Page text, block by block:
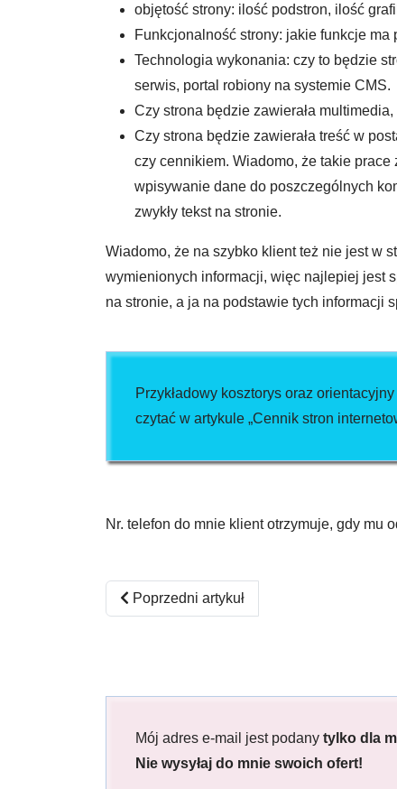
objętość strony: ilość podstron, ilość
Funkcjonalność strony: jakie funkcje
Technologia wykonania: czy to będzie
serwis, portal robiony na systemie CMS.
Czy strona będzie zawierała
Czy strona będzie zawierała treść w
czy cennikiem. Wiadomo, że takie
wpisywanie dane do poszczególnych
zwykły tekst na stronie.
Wiadomo, że na szybko klient też nie jest w
wymienionych informacji, więc najlepiej jest
na stronie, a ja na podstawie tych informacji
Przykładowy kosztorys oraz
czytać w artykule „Cennik stron
Nr. telefon do mnie klient otrzymuje, gdy mu
Poprzedni artykuł: Jakie są rozmiary
Poprzedni artykuł
Mój adres e-mail jest podany tylko dla
Nie wysyłaj do mnie swoich ofert!